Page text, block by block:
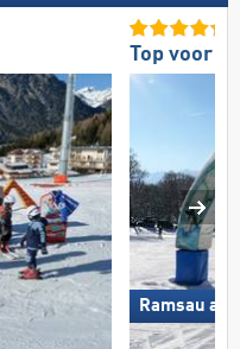
Top voor
Ramsau